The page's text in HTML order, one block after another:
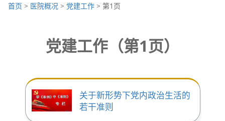
首页 > 医院概况 > 党建工作 > 第1页
党建工作（第1页）
关于新形势下党内政治生活的
若干准则